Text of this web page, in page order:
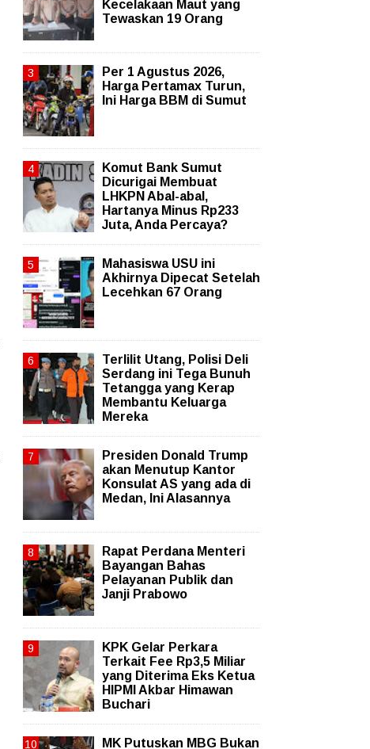
Kecelakaan Maut yang
Tewaskan 19 Orang
Per 1 Agustus 2026,
Harga Pertamax Turun,
Ini Harga BBM di Sumut
Komut Bank Sumut
Dicurigai Membuat
LHKPN Abal-abal,
Hartanya Minus Rp233
Juta, Anda Percaya?
Mahasiswa USU ini
Akhirnya Dipecat Setelah
Lecehkan 67 Orang
Terlilit Utang, Polisi Deli
Serdang ini Tega Bunuh
Tetangga yang Kerap
Membantu Keluarga
Mereka
Presiden Donald Trump
akan Menutup Kantor
Konsulat AS yang ada di
Medan, Ini Alasannya
Rapat Perdana Menteri
Bayangan Bahas
Pelayanan Publik dan
Janji Prabowo
KPK Gelar Perkara
Terkait Fee Rp3,5 Miliar
yang Diterima Eks Ketua
HIPMI Akbar Himawan
Buchari
MK Putuskan MBG Bukan